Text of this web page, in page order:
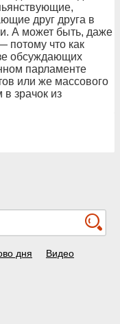
друг друга в
А может быть, даже
потому что как
обсуждающих
парламенте
или же массового
зрачок из
дня Видео